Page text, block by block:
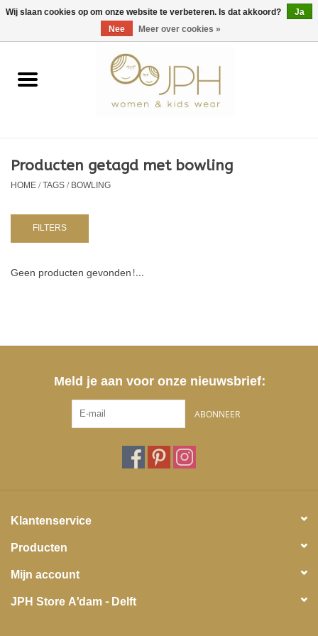
EUR/GBP/USD 0 Artikelen - €0,00
Home
Kids
NURSERY / TABLEWARE
Producten getagd met bowling
HOME/TAGS/BOWLING
FILTERS
Geen producten gevonden!...
Meld je aan voor onze nieuwsbrief:
ABONNEER
Klantenservice
Producten
Mijn account
JPH Store A'dam - Delft
Wij slaan cookies op om onze website te verbeteren. Is dat akkoord?
Ja
Nee
Meer over cookies »